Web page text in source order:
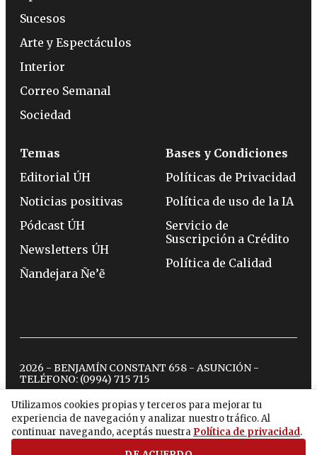
Utilizamos cookies propias y terceros para mejorar tu
experiencia de navegación y analizar nuestro tráfico. Al
continuar navegando, aceptás nuestra Política de privacidad.
Sucesos
Arte y Espectáculos
Interior
Correo Semanal
Sociedad
Temas
Editorial ÚH
Noticias positivas
Pódcast ÚH
Newsletters ÚH
Ñandejara Ñe’ẽ
Bases y Condiciones
Políticas de Privacidad
Política de uso de la IA
Servicio de
Suscripción a Crédito
Política de Calidad
2026 - BENJAMÍN CONSTANT 658 - ASUNCIÓN -
TELÉFONO: (0994) 715 715
twitterinstagram
facebook
tiktokyoutubespotify